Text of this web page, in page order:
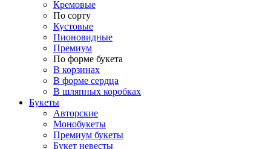
Кремовые
По сорту
Кустовые
Пионовидные
Премиум
По форме букета
В корзинах
В форме сердца
В шляпных коробках
Букеты
Авторские
Монобукеты
Премиум букеты
Букет невесты